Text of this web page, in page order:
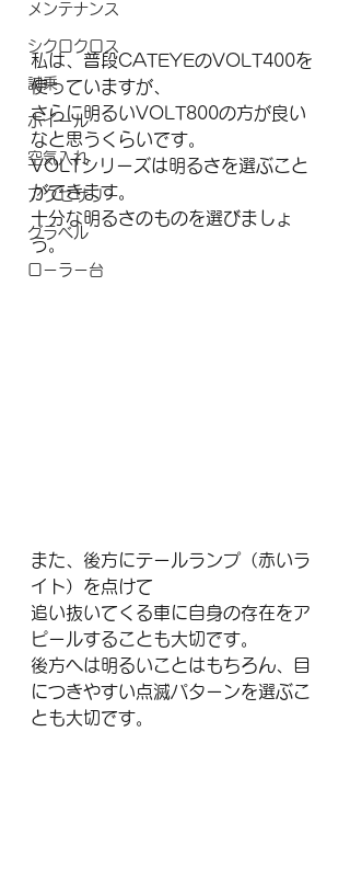
メンテナンス
シクロクロス
試乗
ホイール
空気入れ
アクセサリー
グラベル
ローラー台
私は、普段CATEYEのVOLT400を
使っていますが、
さらに明るいVOLT800の方が良い
なと思うくらいです。
VOLTシリーズは明るさを選ぶこと
ができます。
十分な明るさのものを選びましょ
う。
また、後方にテールランプ（赤いラ
イト）を点けて
追い抜いてくる車に自身の存在をア
ピールすることも大切です。
後方へは明るいことはもちろん、目
につきやすい点滅パターンを選ぶこ
とも大切です。